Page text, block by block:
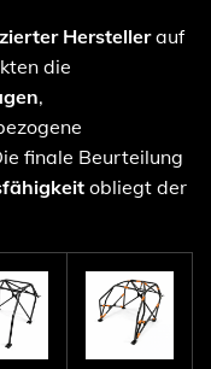
Herstellerauf
die
,
finale Beurteilung
obliegt der